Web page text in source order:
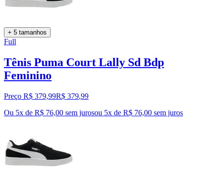
+ 5 tamanhos
Full
Tênis Puma Court Lally Sd Bdp
Feminino
Preço R$ 379,99R$ 379,99
Ou 5x de R$ 76,00 sem jurosou 5x de R$ 76,00 sem juros